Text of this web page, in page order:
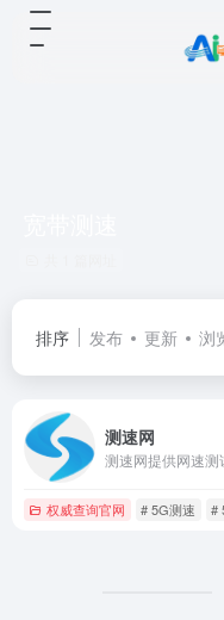
排序 发布 更新 浏
测速网
权威查询官网 # 5G测速 #